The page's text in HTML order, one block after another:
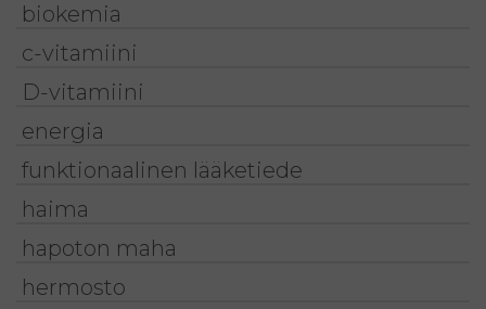
biokemia
c-vitamiini
D-vitamiini
energia
funktionaalinen lääketiede
haima
hapoton maha
hermosto